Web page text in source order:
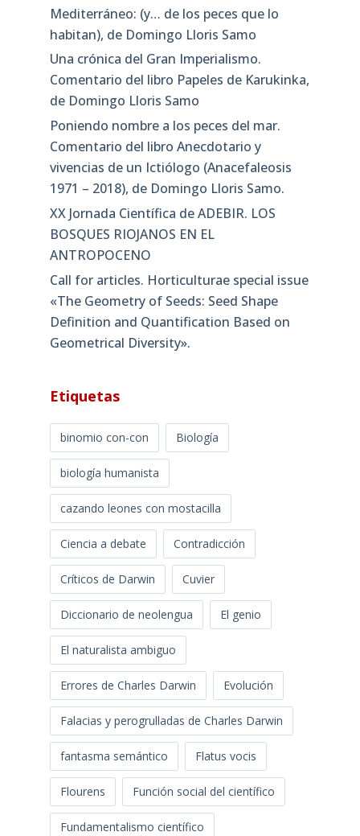
Mediterráneo: (y… de los peces que lo
habitan), de Domingo Lloris Samo
Una crónica del Gran Imperialismo.
Comentario del libro Papeles de Karukinka,
de Domingo Lloris Samo
Poniendo nombre a los peces del mar.
Comentario del libro Anecdotario y
vivencias de un Ictiólogo (Anacefaleosis
1971 – 2018), de Domingo Lloris Samo.
XX Jornada Científica de ADEBIR. LOS
BOSQUES RIOJANOS EN EL
ANTROPOCENO
Call for articles. Horticulturae special issue
«The Geometry of Seeds: Seed Shape
Definition and Quantification Based on
Geometrical Diversity»​.
Etiquetas
binomio con-con Biología
biología humanista
cazando leones con mostacilla
Ciencia a debate Contradicción
Críticos de Darwin Cuvier
Diccionario de neolengua El genio
El naturalista ambiguo
Errores de Charles Darwin Evolución
Falacias y perogrulladas de Charles Darwin
fantasma semántico Flatus vocis
Flourens Función social del científico
Fundamentalismo científico